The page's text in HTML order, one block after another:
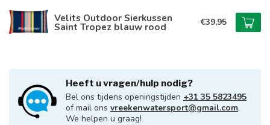
Velits Outdoor Sierkussen
Saint Tropez blauw rood €39,95
Heeft u vragen/hulp nodig?
Bel ons tijdens openingstijden +31 35 5823495
of mail ons vreekenwatersport@gmail.com.
We helpen u graag!